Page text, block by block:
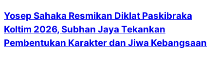
Yosep Sahaka Resmikan Diklat Paskibraka
Koltim 2026, Subhan Jaya Tekankan
Pembentukan Karakter dan Jiwa Kebangsaan